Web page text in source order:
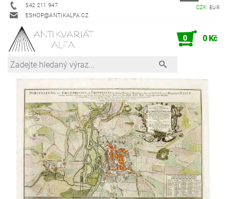
542 211 947
ESHOP@ANTIKALFA.CZ
CZK EUR
0 0 Kč